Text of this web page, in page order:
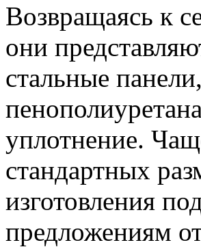
Возвращаясь к
они
стальные
уплотнение.
стандартных
изготовления
предложениям